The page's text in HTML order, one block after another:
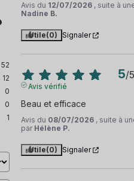
52
12
0
0
1
Avis du 12/07/2026 , suite à
Nadine B.
Utile(0) Signaler
5/5
Avis vérifié
Beau et efficace
Avis du 08/07/2026 , suite à
par Hélène P.
Utile(0) Signaler